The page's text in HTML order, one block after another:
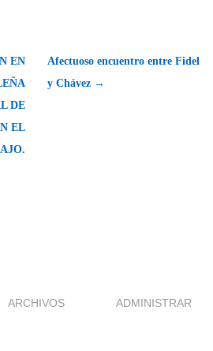
EN
DE
EL
Afectuoso encuentro entre Fidel
y Chávez →
ARCHIVOS ADMINISTRAR